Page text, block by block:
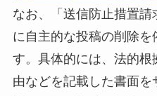
なお、「送信防止措置
に自主的な投稿の削除
す。具体的には、法的
由などを記載した書面を